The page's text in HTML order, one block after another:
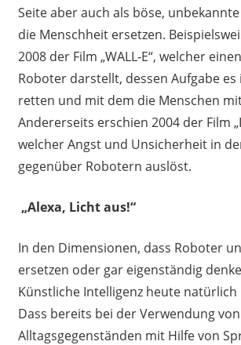
Seite aber auch als böse,
die Menschheit ersetzen.
2008 der Film „WALL-E“, welcher
Roboter darstellt, dessen Aufgabe es
retten und mit dem die Menschen
Andererseits erschien 2004 der Film
welcher Angst und Unsicherheit in
gegenüber Robotern auslöst.
„Alexa, Licht aus!“
In den Dimensionen, dass Roboter
ersetzen oder gar eigenständig
Künstliche Intelligenz heute
Dass bereits bei der Verwendung von
Alltagsgegenständen mit Hilfe von